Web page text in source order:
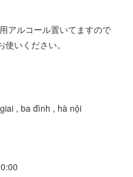
アルコール置いてますので
いください。
, ba đình , hà nội